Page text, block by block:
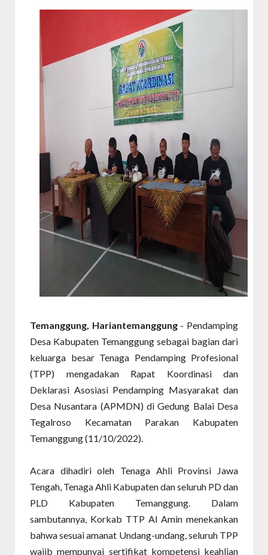
Temanggung, Hariantemanggung- Pendamping
Desa Kabupaten Temanggung sebagai bagian dari
keluarga besar Tenaga Pendamping Profesional
(TPP) mengadakan Rapat Koordinasi dan
Deklarasi Asosiasi Pendamping Masyarakat dan
Desa Nusantara (APMDN) di Gedung Balai Desa
Tegalroso Kecamatan Parakan Kabupaten
Temanggung (11/10/2022).
Acara dihadiri oleh Tenaga Ahli Provinsi Jawa
Tengah, Tenaga Ahli Kabupaten dan seluruh PD dan
PLD Kabupaten Temanggung. Dalam
sambutannya, Korkab TTP Al Amin menekankan
bahwa sesuai amanat Undang-undang, seluruh TPP
wajib mempunyai sertifikat kompetensi keahlian